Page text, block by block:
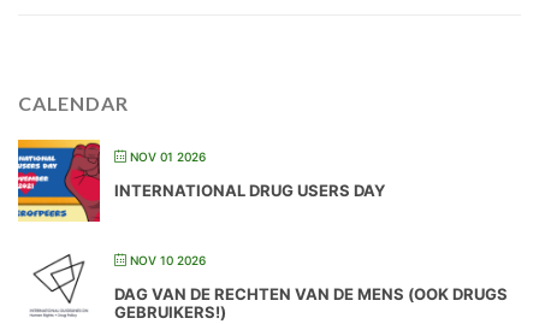
CALENDAR
NOV 01 2026
INTERNATIONAL DRUG USERS DAY
NOV 10 2026
DAG VAN DE RECHTEN VAN DE MENS (OOK DRUGS
GEBRUIKERS!)